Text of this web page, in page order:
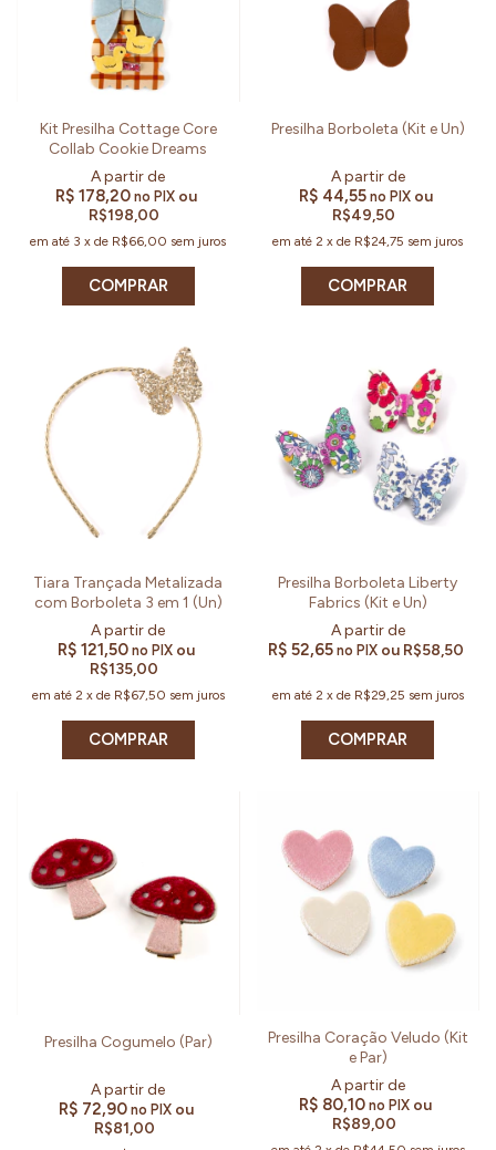
Kit Presilha Cottage Core
Collab Cookie Dreams
R$ 178,20no PIX ou
R$198,00
em até 3 xde R$66,00 sem juros
COMPRAR
Presilha Borboleta (Kit e Un)
R$ 44,55no PIX ou
R$49,50
em até2 xde R$24,75 sem juros
COMPRAR
Tiara Trançada Metalizada
com Borboleta 3 em 1 (Un)
R$ 121,50no PIX ou
R$135,00
em até 2 x de R$67,50 sem juros
Presilha Borboleta Liberty
Fabrics (Kit e Un)
R$ 52,65no PIX ou R$58,50
em até 2 x de R$29,25 sem juros
COMPRAR
Presilha Cogumelo (Par)
R$ 72,90no PIX ou
R$81,00
Presilha Coração Veludo (Kit
e Par)
R$ 80,10 no PIX ou
R$89,00